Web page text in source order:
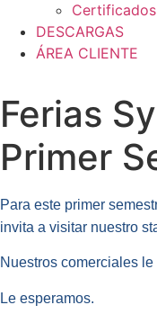
DESCARGAS
ÁREA CLIENTE
Ferias
Primer
Para este primer
invita a visitar nuestro
Nuestros comerciales
Le esperamos.